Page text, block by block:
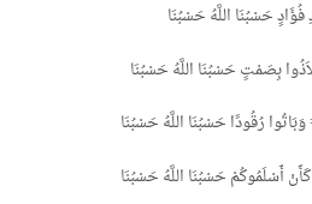
حَسْبُنَا اللَّهُ حَسْبُنَا
بِصَمْتٍ حَسْبُنَا اللَّهُ حَسْبُنَا
رُقُودًا حَسْبُنَا اللَّهُ حَسْبُنَا
أَسْلَمُوكُمْ حَسْبُنَا اللَّهُ حَسْبُنَا